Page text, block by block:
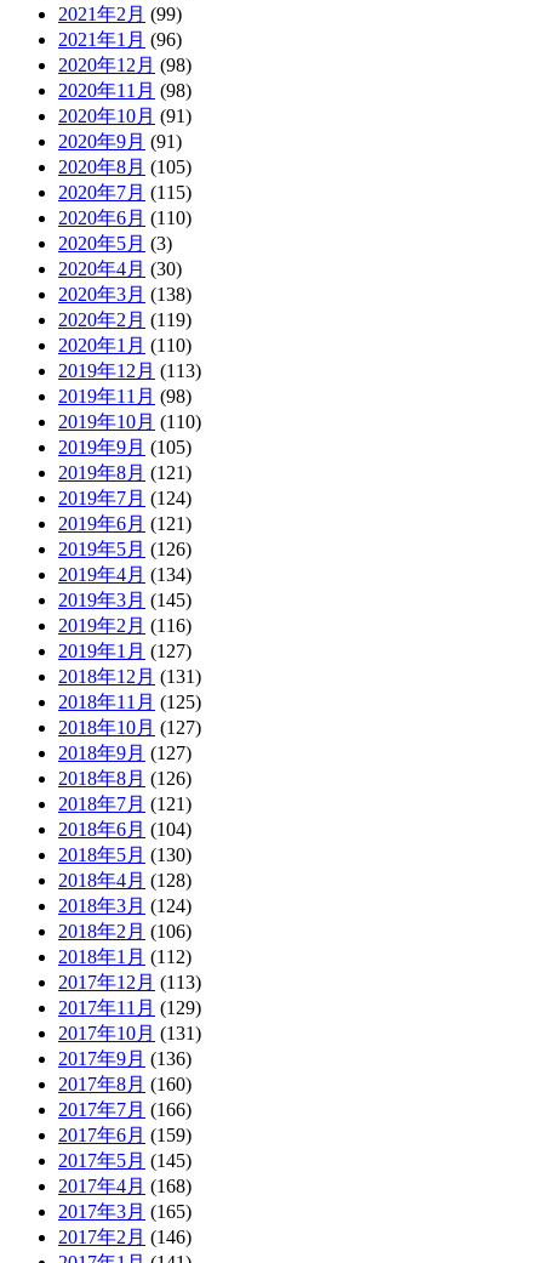
2021年2月 (99)
2021年1月 (96)
2020年12月 (98)
2020年11月 (98)
2020年10月 (91)
2020年9月 (91)
2020年8月 (105)
2020年7月 (115)
2020年6月 (110)
2020年5月 (3)
2020年4月 (30)
2020年3月 (138)
2020年2月 (119)
2020年1月 (110)
2019年12月 (113)
2019年11月 (98)
2019年10月 (110)
2019年9月 (105)
2019年8月 (121)
2019年7月 (124)
2019年6月 (121)
2019年5月 (126)
2019年4月 (134)
2019年3月 (145)
2019年2月 (116)
2019年1月 (127)
2018年12月 (131)
2018年11月 (125)
2018年10月 (127)
2018年9月 (127)
2018年8月 (126)
2018年7月 (121)
2018年6月 (104)
2018年5月 (130)
2018年4月 (128)
2018年3月 (124)
2018年2月 (106)
2018年1月 (112)
2017年12月 (113)
2017年11月 (129)
2017年10月 (131)
2017年9月 (136)
2017年8月 (160)
2017年7月 (166)
2017年6月 (159)
2017年5月 (145)
2017年4月 (168)
2017年3月 (165)
2017年2月 (146)